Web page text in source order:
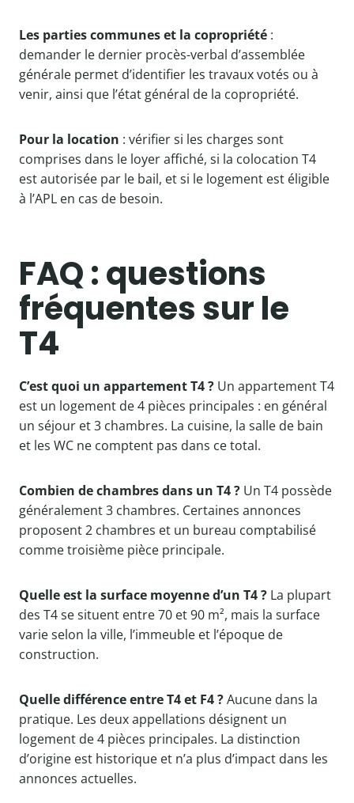
Les parties communes et la copropriété :
demander le dernier procès-verbal d’assemblée
générale permet d’identifier les travaux votés ou à
venir, ainsi que l’état général de la copropriété.
Pour la location : vérifier si les charges sont
comprises dans le loyer affiché, si la colocation T4
est autorisée par le bail, et si le logement est éligible
à l’APL en cas de besoin.
FAQ : questions
fréquentes sur le
T4
C’est quoi un appartement T4 ? Un appartement T4
est un logement de 4 pièces principales : en général
un séjour et 3 chambres. La cuisine, la salle de bain
et les WC ne comptent pas dans ce total.
Combien de chambres dans un T4 ? Un T4 possède
généralement 3 chambres. Certaines annonces
proposent 2 chambres et un bureau comptabilisé
comme troisième pièce principale.
Quelle est la surface moyenne d’un T4 ? La plupart
des T4 se situent entre 70 et 90 m², mais la surface
varie selon la ville, l’immeuble et l’époque de
construction.
Quelle différence entre T4 et F4 ?Aucune dans la
pratique. Les deux appellations désignent un
logement de 4 pièces principales. La distinction
d’origine est historique et n’a plus d’impact dans les
annonces actuelles.